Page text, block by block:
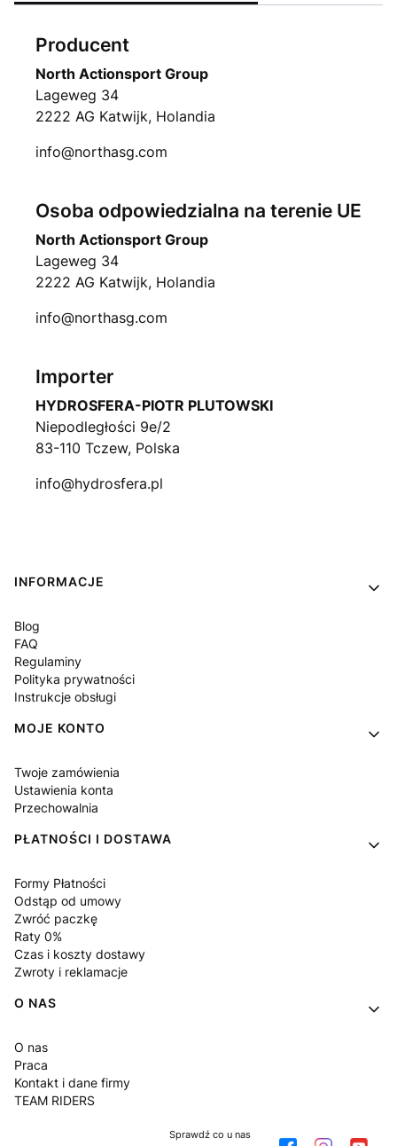
Producent
North Actionsport Group
Lageweg 34
2222 AG Katwijk, Holandia
info@northasg.com
Osoba odpowiedzialna na terenie UE
North Actionsport Group
Lageweg 34
2222 AG Katwijk, Holandia
info@northasg.com
Importer
HYDROSFERA-PIOTR PLUTOWSKI
Niepodległości 9e/2
83-110 Tczew, Polska
info@hydrosfera.pl
Linki w stopce
INFORMACJE
Blog
FAQ
Regulaminy
Polityka prywatności
Instrukcje obsługi
MOJE KONTO
Twoje zamówienia
Ustawienia konta
Przechowalnia
PŁATNOŚCI I DOSTAWA
Formy Płatności
Odstąp od umowy
Zwróć paczkę
Raty 0%
Czas i koszty dostawy
Zwroty i reklamacje
O NAS
O nas
Praca
Kontakt i dane firmy
TEAM RIDERS
Sprawdź co u nas